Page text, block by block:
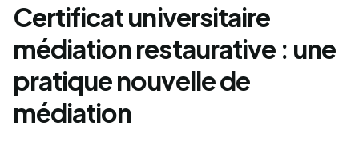
Certificat universitaire
médiation restaurative : une
pratique nouvelle de
médiation